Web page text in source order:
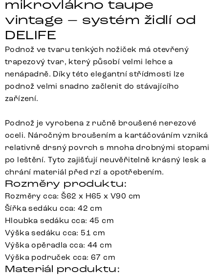
mikrovlákno taupe
vintage – systém židlí od
DELIFE
Podnož ve tvaru tenkých nožiček má otevřený
trapezový tvar, který působí velmi lehce a
nenápadně. Díky této elegantní střídmosti lze
podnož velmi snadno začlenit do stávajícího
zařízení.
Podnož je vyrobena z ručně broušené nerezové
oceli. Náročným broušením a kartáčováním vzniká
relativně drsný povrch s mnoha drobnými stopami
po leštění. Tyto zajišťují neuvěřitelně krásný lesk a
chrání materiál před rzí a opotřebením.
Rozměry produktu:
Rozměry cca: Š62 x H65 x V90 cm
Šířka sedáku cca: 42 cm
Hloubka sedáku cca: 45 cm
Výška sedáku cca: 51 cm
Výška opěradla cca: 44 cm
Výška područek cca: 67 cm
Materiál produktu: